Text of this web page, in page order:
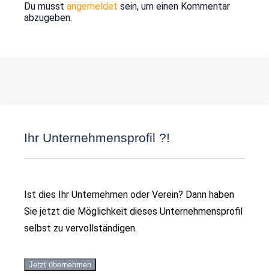
Du musst angemeldet sein, um einen Kommentar
abzugeben.
Ihr Unternehmensprofil ?!
Ist dies Ihr Unternehmen oder Verein? Dann haben
Sie jetzt die Möglichkeit dieses Unternehmensprofil
selbst zu vervollständigen.
Jetzt übernehmen